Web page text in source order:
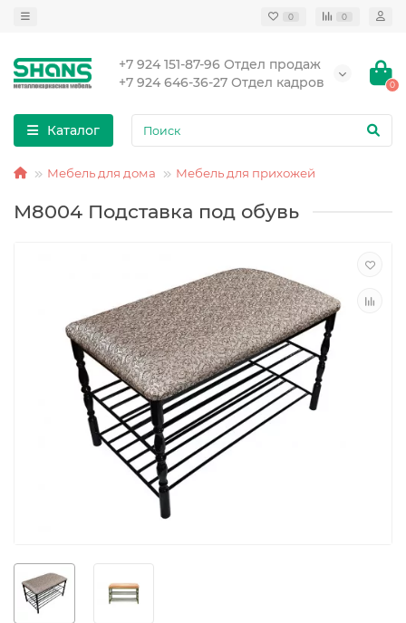
0 0
+7 924 151-87-96 Отдел продаж
+7 924 646-36-27 Отдел кадров
0
Каталог
Мебель для дома Мебель для прихожей
М8004 Подставка под обувь